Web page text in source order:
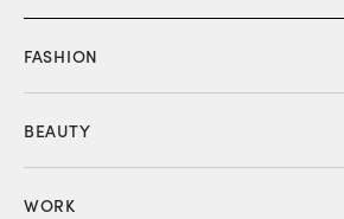
FASHION
BEAUTY
WORK